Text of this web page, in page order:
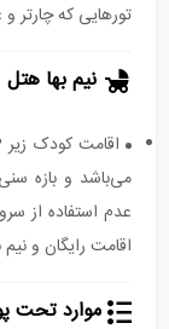
تورهایی که چارتر و
نیم بها هتل
عدم استفاده از
اقامت رایگان و
موارد